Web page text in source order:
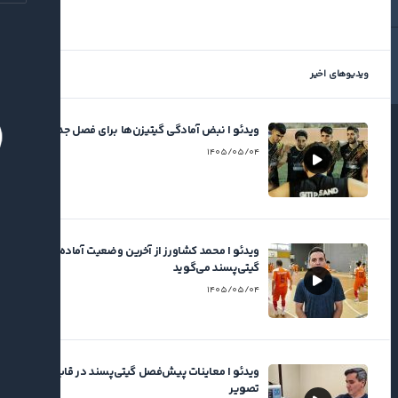
ویدیوهای اخیر
۱۴۰۴/۱۱/۲۷
ویدئو | نبض آمادگی گیتیزن‌ها برای فصل جدید
۱۴۰۵/۰۵/۰۴
ویدئو | محمد کشاورز از آخرین وضعیت آماده‌سازی
گیتی‌پسند می‌گوید
۱۴۰۵/۰۵/۰۴
ویدئو | معاینات پیش‌فصل گیتی‌پسند در قاب
تصویر